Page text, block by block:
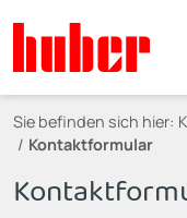
Sie befinden sich hier:
Kontaktformular